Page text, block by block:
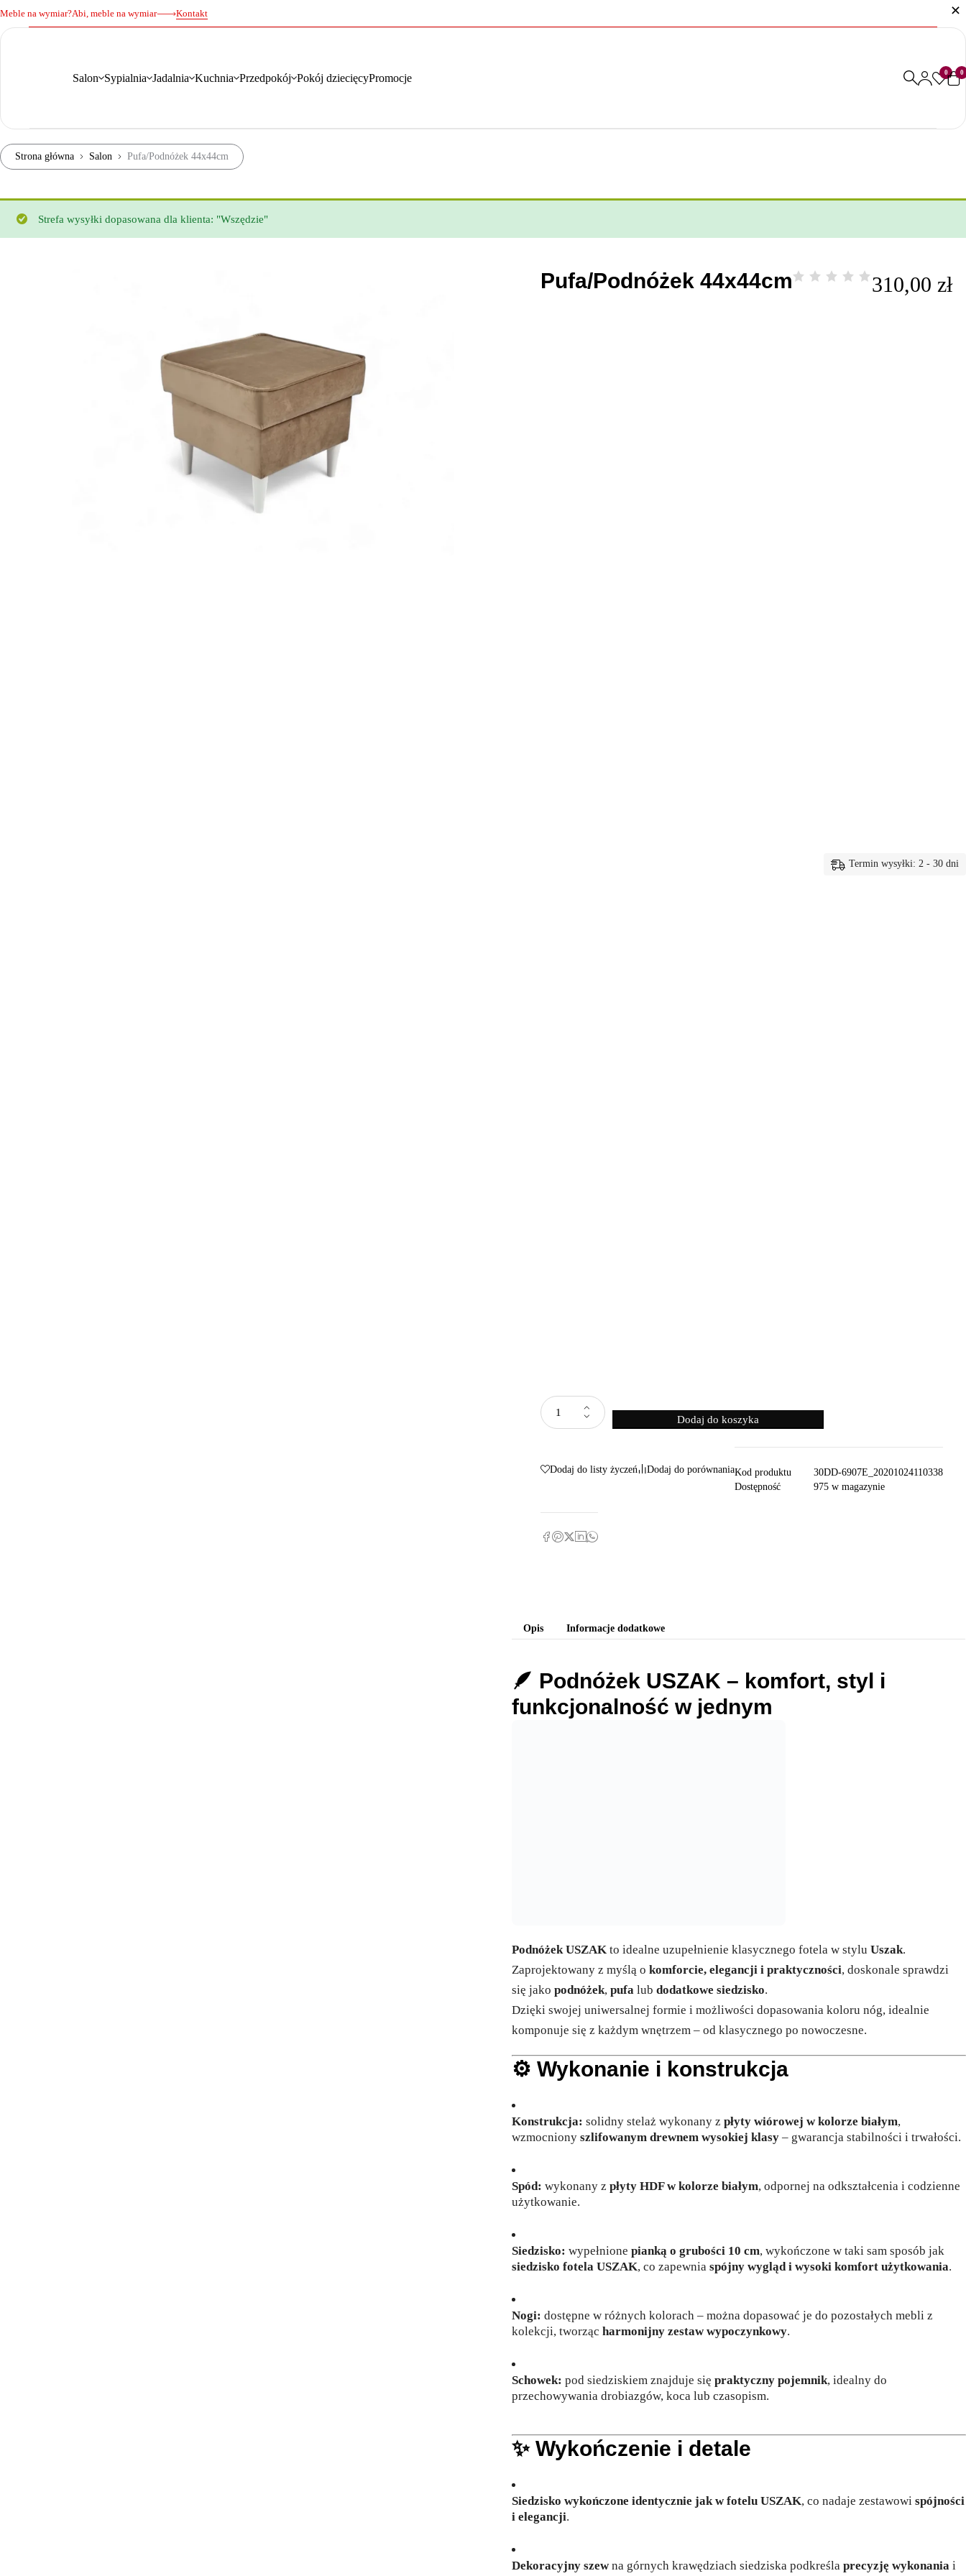
Meble na wymiar?Abi, meble na wymiar Kontakt
Salon Sypialnia Jadalnia Kuchnia Przedpokój Pokój dziecięcyPromocje 0 0
Strona główna Salon Pufa/Podnóżek 44x44cm
Strefa wysyłki dopasowana dla klienta: "Wszędzie"
Pufa/Podnóżek 44x44cm 310,00 zł
Dodaj do koszyka
Termin wysyłki: 2 - 30 dni
Dodaj do listy życzeń Dodaj do porównaniaKod produktu
30DD-6907E_20201024110338
Dostępność
975 w magazynie
Opis Informacje dodatkowe
🪶 Podnóżek USZAK – komfort, styl i
funkcjonalność wjednym
Podnóżek USZAK to idealne uzupełnienie klasycznego fotela w styluUszak.
Zaprojektowany z myślą okomforcie, elegancji i praktyczności, doskonale sprawdzi
się jakopodnóżek,pufa lubdodatkowe siedzisko.
Dzięki swojej uniwersalnej formie i możliwości dopasowania koloru nóg, idealnie
komponuje się z każdym wnętrzem – od klasycznego po nowoczesne.
⚙️Wykonanie i konstrukcja
Konstrukcja: solidny stelaż wykonany zpłyty wiórowej w kolorze białym,
wzmocnionyszlifowanym drewnem wysokiej klasy – gwarancja stabilności i trwałości.
Spód: wykonany zpłyty HDF w kolorze białym, odpornej na odkształcenia i codzienne
użytkowanie.
Siedzisko: wypełnionepianką o grubości 10 cm, wykończone w taki sam sposób jak
siedzisko fotela USZAK, co zapewniaspójny wygląd i wysoki komfort użytkowania.
Nogi: dostępne w różnych kolorach – można dopasować je do pozostałych mebli z
kolekcji, tworzącharmonijny zestaw wypoczynkowy.
Schowek: pod siedziskiem znajduje siępraktyczny pojemnik, idealny do
przechowywania drobiazgów, koca lub czasopism.
✨Wykończenie i detale
Siedzisko wykończone identycznie jak w fotelu USZAK, co nadaje zestawowispójności
i elegancji.
Dekoracyjny szewna górnych krawędziach siedziska podkreślaprecyzję wykonania i